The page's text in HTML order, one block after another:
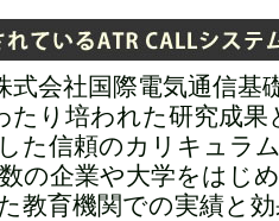
式会社国際電気通信基
たり培われた研究成果
た信頼のカリキュラ
の企業や大学をはじ
教育機関での実績と